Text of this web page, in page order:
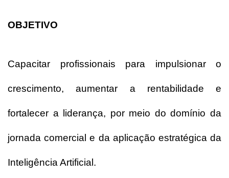
OBJETIVO
Capacitar profissionais para impulsionar o
crescimento, aumentar a rentabilidade e
fortalecer a liderança, por meio do domínio da
jornada comercial e da aplicação estratégica da
Inteligência Artificial.